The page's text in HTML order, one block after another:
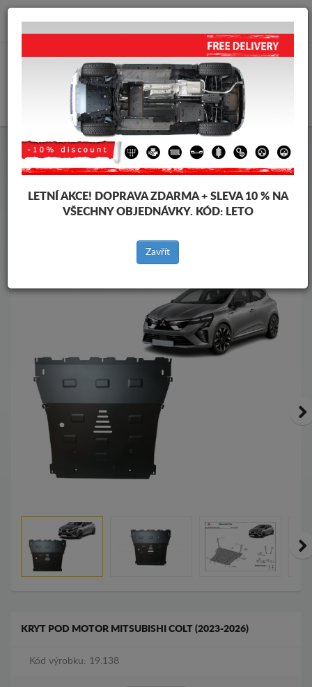
info@krytpodmotor.com
Kryt pod motor Mitsubishi Kryt pod motor Mitsubishi Colt
vozidel
Značky vozidel
Zpět na produkty
KRYT POD MOTOR MITSUBISHI COLT (2023-2026)
Kód výrobku: 19.138
LETNÍ AKCE! DOPRAVA ZDARMA + SLEVA 10 % NA
VŠECHNY OBJEDNÁVKY. KÓD: LETO
Zavřít